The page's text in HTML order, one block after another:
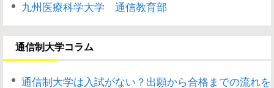
九州医療科学大学 通信教育部
通信制大学コラム
通信制大学は入試がない？出願から合格までの流れを